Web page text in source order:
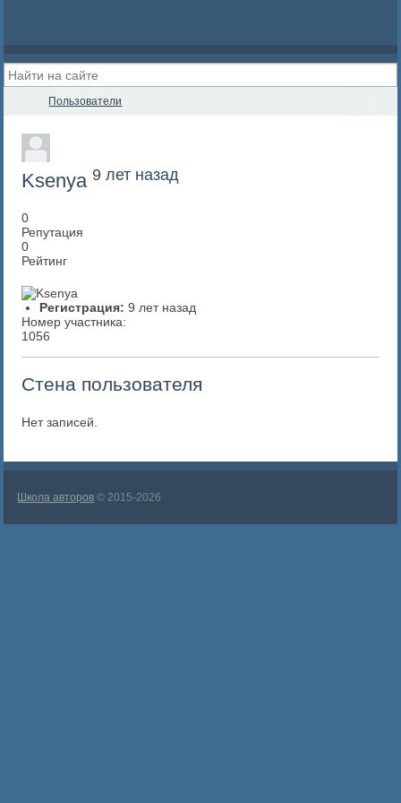
Пользователи
Ksenya 9 лет назад
0
Репутация
0
Рейтинг
Регистрация: 9 лет назад
Номер участника:
1056
Стена пользователя
Нет записей.
Школа авторов © 2015-2026